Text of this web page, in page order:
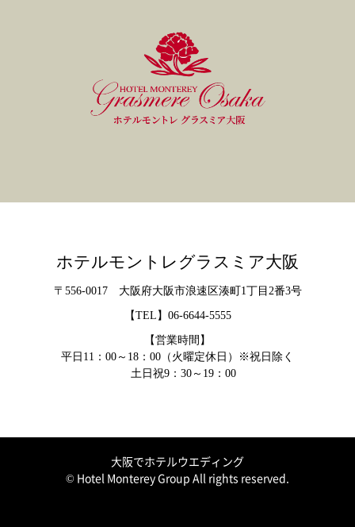
ホテルモントレグラスミア大阪
〒556-0017 大阪府大阪市浪速区湊町1丁目2番3号
【TEL】 06-6644-5555
【営業時間】
平日11：00～18：00（火曜定休日）※祝日除く
土日祝9：30～19：00
大阪でホテルウエディング
© Hotel Monterey Group All rights reserved.